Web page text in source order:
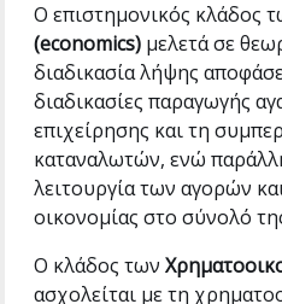
Ο επιστημονικός κλάδος
(economics) μελετά σε
διαδικασία λήψης
διαδικασίες παραγωγής
επιχείρησης και τη
καταναλωτών, ενώ
λειτουργία των αγορών
οικονομίας στο σύνολό
Ο κλάδος των
ασχολείται με τη